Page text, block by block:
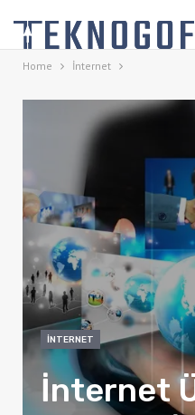
Home İnternet
İNTERNET
İnternet